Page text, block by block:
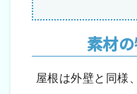
素材
屋根は外壁と同様